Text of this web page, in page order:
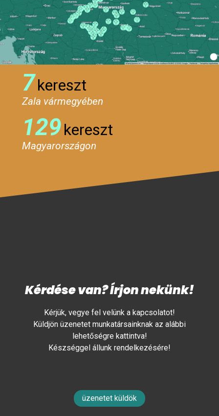
7kereszt
Zala vármegyében
129kereszt
Magyarországon
Kérdése van? Írjon nekünk!
Kérjük, vegye fel velünk a kapcsolatot!
Küldjön üzenetet munkatársainknak az alábbi
lehetőségre kattintva!
Készséggel állunk rendelkezésére!
üzenetet küldök